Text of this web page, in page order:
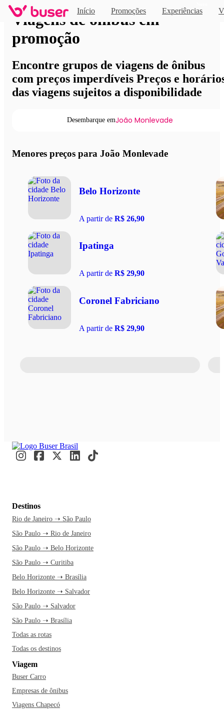
Início Promoções Experiências
Viagens de ônibus em
promoção
Encontre grupos de viagens de ônibus
com preços imperdíveis Preços e
das viagens sujeitos a disponibilidade
Desembarque emJoão Monlevade
Menores preços para João Monlevade
Belo Horizonte
A partir de R$ 26,90
Ipatinga
A partir de R$ 29,90
Coronel Fabriciano
A partir de R$ 29,90
Destinos
Rio de Janeiro ➝ São Paulo
São Paulo ➝ Rio de Janeiro
São Paulo ➝ Belo Horizonte
São Paulo ➝ Curitiba
Belo Horizonte ➝ Brasília
Belo Horizonte ➝ Salvador
São Paulo ➝ Salvador
São Paulo ➝ Brasília
Todas as rotas
Todas os destinos
Viagem
Buser Carro
Empresas de ônibus
Viagens Chapecó